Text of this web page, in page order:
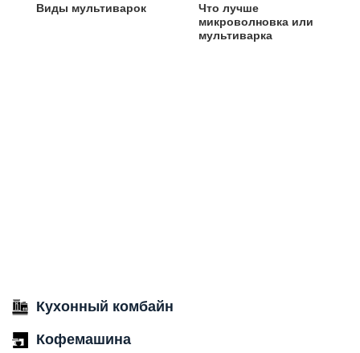
Виды мультиварок
Что лучше
микроволновка или
мультиварка
Кухонный комбайн
Кофемашина